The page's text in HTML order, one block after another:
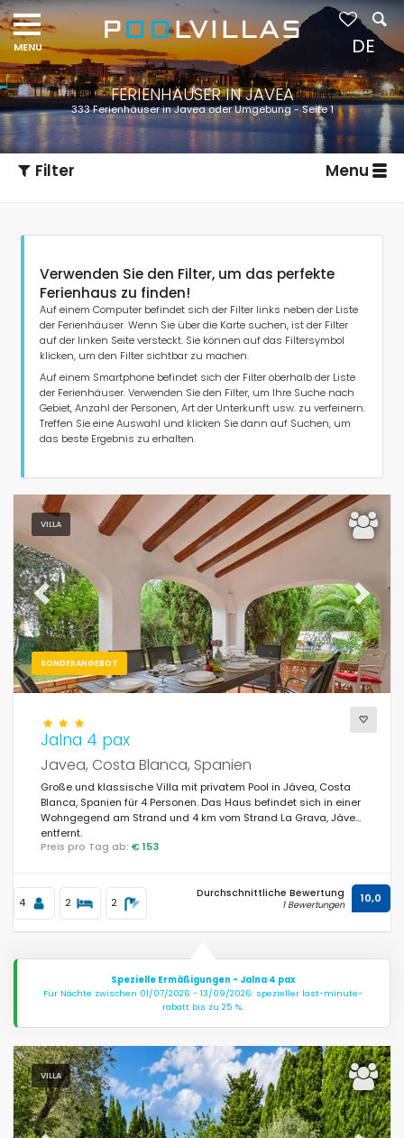
FERIENHÄUSER IN JAVEA
333 Ferienhäuser in Javea oder Umgebung - Seite 1
Filter Menu
Art der Unterkunft
Personen
Badezimmer
Beliebte Dienste
Bedingungen
Optionell
Dienste
Blicke
Verwenden Sie den Filter, um das perfekte
Ferienhaus zu finden!
Auf einem Computer befindet sich der Filter links neben der Liste
der Ferienhäuser. Wenn Sie über die Karte suchen, ist der Filter
auf der linken Seite versteckt. Sie können auf das Filtersymbol
klicken, um den Filter sichtbar zu machen.
Auf einem Smartphone befindet sich der Filter oberhalb der Liste
der Ferienhäuser. Verwenden Sie den Filter, um Ihre Suche nach
Gebiet, Anzahl der Personen, Art der Unterkunft usw. zu verfeinern.
Treffen Sie eine Auswahl und klicken Sie dann auf Suchen, um
das beste Ergebnis zu erhalten.
VILLA
SONDERANGEBOT
Previous Next
Jalna 4 pax
Javea, Costa Blanca, Spanien
Große und klassische Villa mit privatem Pool in Jávea, Costa
Blanca, Spanien für 4 Personen. Das Haus befindet sich in einer
Wohngegend am Strand und 4 km vom Strand La Grava, Jávea
entfernt.
Preis pro Tag ab: € 153
4 2 2
Durchschnittliche Bewertung
1 Bewertungen 10,0
Spezielle Ermäßigungen - Jalna 4 pax
Für Nächte zwischen 01/07/2026 - 13/09/2026: spezieller last-minute-
rabatt bis zu 25 %.
VILLA
DE
Navigation
menu